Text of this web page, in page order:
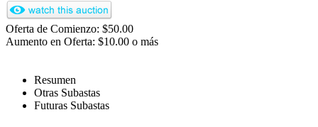
Oferta de Comienzo: $50.00
Aumento en Oferta: $10.00 o más
Resumen
Otras Subastas
Futuras Subastas